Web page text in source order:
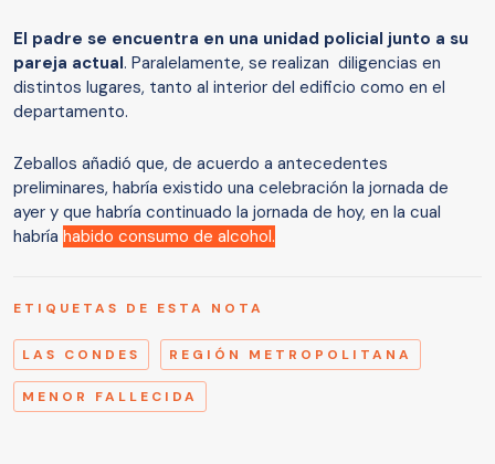
El padre se encuentra en una unidad policial junto a su
pareja actual. Paralelamente, se realizan diligencias en
distintos lugares, tanto al interior del edificio como en el
departamento.
Zeballos añadió que, de acuerdo a antecedentes
preliminares, habría existido una celebración la jornada de
ayer y que habría continuado la jornada de hoy, en la cual
habría habido consumo de alcohol.
ETIQUETAS DE ESTA NOTA
LAS CONDES REGIÓN METROPOLITANA
MENOR FALLECIDA